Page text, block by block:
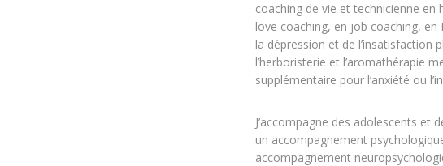
coaching de vie et technicienne en
love coaching, en job coaching,
la dépression et de l’insatisfaction
l’herboristerie et l’aromathérapie
supplémentaire pour l’anxiété ou
J’accompagne des adolescents et
un accompagnement
accompagnement